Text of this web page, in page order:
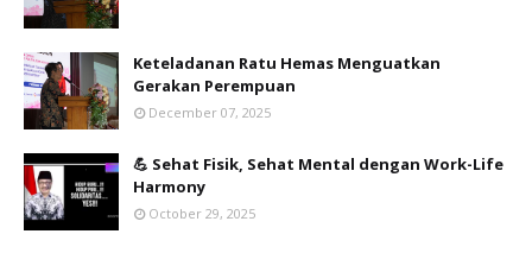
Keteladanan Ratu Hemas Menguatkan
Gerakan Perempuan
December 07, 2025
💪 Sehat Fisik, Sehat Mental dengan Work-Life
Harmony
October 29, 2025